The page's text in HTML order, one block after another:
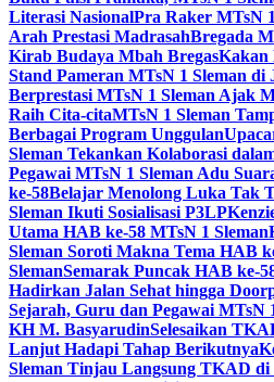
Literasi NasionalPra Raker MTsN
Arah Prestasi MadrasahBregada
Kirab Budaya Mbah BregasKakan
Stand Pameran MTsN 1 Sleman di
Berprestasi MTsN 1 Sleman Ajak
Raih Cita-citaMTsN 1 Sleman
Berbagai Program Unggulan
Sleman Tekankan Kolaborasi
Pegawai MTsN 1 Sleman Adu
ke-58Belajar Menolong Luka Tak
Sleman Ikuti Sosialisasi P3LP
Utama HAB ke-58 MTsN 1 Sleman
Sleman Soroti Makna Tema HAB
SlemanSemarak Puncak HAB ke-
Hadirkan Jalan Sehat hingga
Sejarah, Guru dan Pegawai MTsN
KH M. BasyarudinSelesaikan
Lanjut Hadapi Tahap Berikutnya
Sleman Tinjau Langsung TKAD di